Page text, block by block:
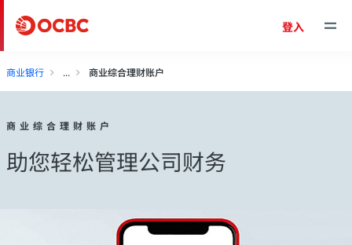
登入
商业银行 商业综合理财账户
商业综合理财账户
助您轻松管理公司财务